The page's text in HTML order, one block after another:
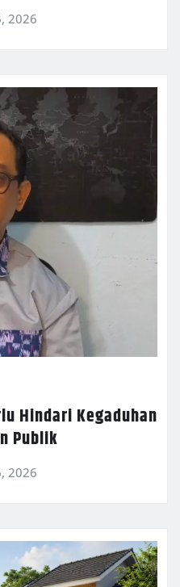
2026
Hindari Kegaduhan
Publik
2026